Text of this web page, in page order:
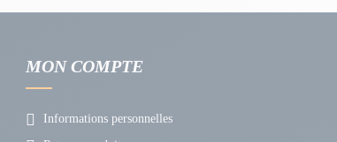
MON COMPTE
Informations personnelles